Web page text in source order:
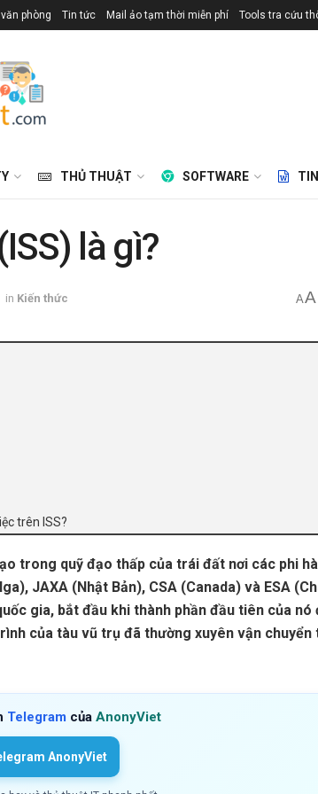
phòng Tin tức Mail ảo tạm thời miễn phí Tools tra cứu
THỦ THUẬT SOFTWARE
là gì?
in Kiến thức AA
trên ISS?
trong quỹ đạo thấp của trái đất nơi các phi
JAXA (Nhật Bản), CSA (Canada) và ESA
gia, bắt đầu khi thành phần đầu tiên của nó
của tàu vũ trụ đã thường xuyên vận chuyển
Telegram của AnonyViet
AnonyViet